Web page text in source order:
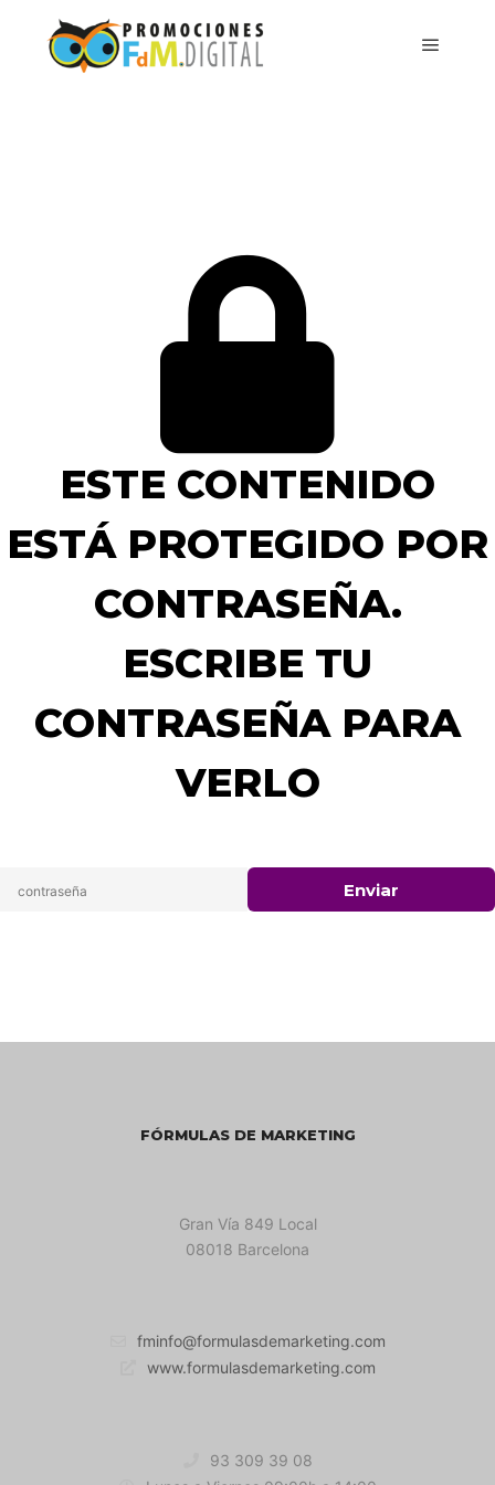
ESTE CONTENIDO
ESTÁ PROTEGIDO POR
CONTRASEÑA.
ESCRIBE TU
CONTRASEÑA PARA
VERLO
FÓRMULAS DE MARKETING
Gran Vía 849 Local
08018 Barcelona
fminfo@formulasdemarketing.com
www.formulasdemarketing.com
93 309 39 08